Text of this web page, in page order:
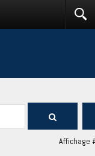
Affichage